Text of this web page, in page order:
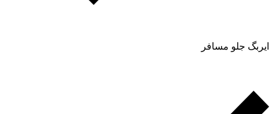
ایربگ جلو مسافر